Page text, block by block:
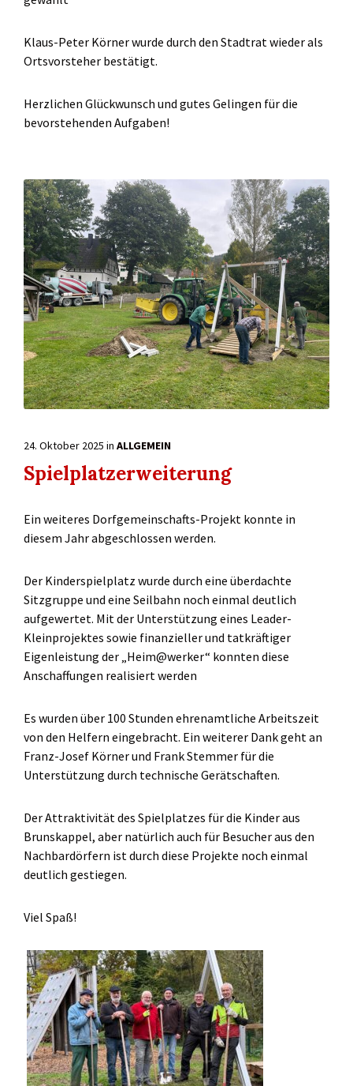
Klaus-Peter Körner wurde durch den Stadtrat wieder als
Ortsvorsteher bestätigt.
Herzlichen Glückwunsch und gutes Gelingen für die
bevorstehenden Aufgaben!
24. Oktober 2025 in ALLGEMEIN
Spielplatzerweiterung
Ein weiteres Dorfgemeinschafts-Projekt konnte in
diesem Jahr abgeschlossen werden.
Der Kinderspielplatz wurde durch eine überdachte
Sitzgruppe und eine Seilbahn noch einmal deutlich
aufgewertet. Mit der Unterstützung eines Leader-
Kleinprojektes sowie finanzieller und tatkräftiger
Eigenleistung der „Heim@werker“ konnten diese
Anschaffungen realisiert werden
Es wurden über 100 Stunden ehrenamtliche Arbeitszeit
von den Helfern eingebracht. Ein weiterer Dank geht an
Franz-Josef Körner und Frank Stemmer für die
Unterstützung durch technische Gerätschaften.
Der Attraktivität des Spielplatzes für die Kinder aus
Brunskappel, aber natürlich auch für Besucher aus den
Nachbardörfern ist durch diese Projekte noch einmal
deutlich gestiegen.
Viel Spaß!